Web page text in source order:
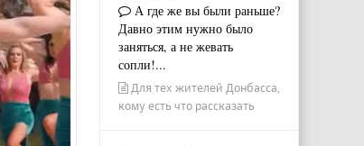
А где же вы были раньше?
Давно этим нужно было
заняться, а не жевать
сопли!...
Для тех жителей Донбасса,
кому есть что рассказать